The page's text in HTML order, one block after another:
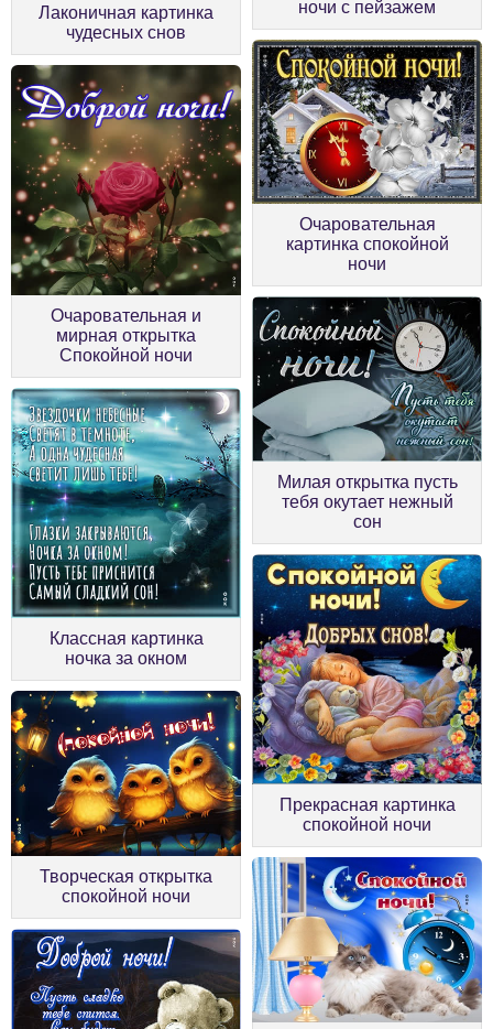
Лаконичная картинка
чудесных снов
ночи с пейзажем
Очаровательная и
мирная открытка
Спокойной ночи
Очаровательная
картинка спокойной
ночи
Классная картинка
ночка за окном
Милая открытка пусть
тебя окутает нежный
сон
Творческая открытка
спокойной ночи
Прекрасная картинка
спокойной ночи